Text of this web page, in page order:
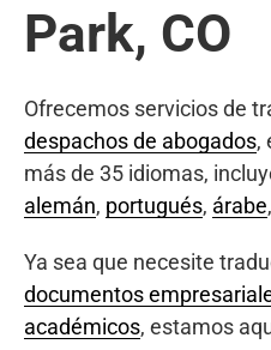
Park, CO
Ofrecemos servicios de
despachos de abogados,
más de 35 idiomas,
alemán, portugués, árabe,
Ya sea que necesite
documentos
académicos, estamos